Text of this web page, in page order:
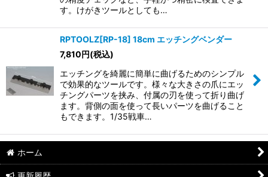
す。けがきツールとしても…
RPTOOLZ[RP-18] 18cm エッチングベンダー
7,810円(税込)
エッチングを綺麗に簡単に曲げるためのシンプル
で効果的なツールです。様々な大きさの爪にエッ
チングパーツを挟み、付属の刃を使って折り曲げ
ます。背側の面を使って長いパーツを曲げること
もできます。1/35戦車…
ホーム